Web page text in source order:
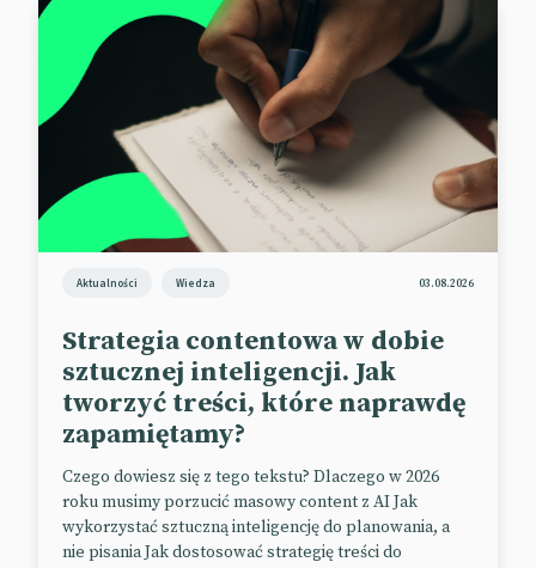
Apple. Nowe zasady to efekt starań Unii Europejskiej
o przełamanie monopolu gigantów
technologicznych.
📰The Verge
Fani sportu są szczęśliwsi
Stereotyp kibica – sfrustrowanego chuligana –
trzeba wyrzucić do kosza. Badania pokazują, że
prostu szczęśliwsze. Statystycznie takie osoby mają
więcej przyjaciół od nie-kibiców i łatwiej nawiązują
znajomości. Do tego same również chętniej
uprawiają regularnie sport i częściej odczuwają
satysfakcję z życia. Dorośli kibice również wyróżniają
się na tle osób 18+ niezainteresowanych sportem. Są
oni bardziej zainteresowani śledzeniem newsów ze
świata, bardziej cenią podróże i istnieje większe
Aktualności Wiedza 03.08.2026
Strategia contentowa w dobie
sztucznej inteligencji. Jak
tworzyć treści, które naprawdę
zapamiętamy?
Czego dowiesz się z tego tekstu? Dlaczego w 2026
roku musimy porzucić masowy content z AI Jak
wykorzystać sztuczną inteligencję do planowania, a
nie pisania Jak dostosować strategię treści do